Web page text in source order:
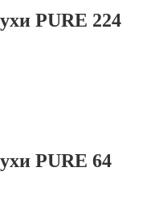
PURE 224
PURE 64